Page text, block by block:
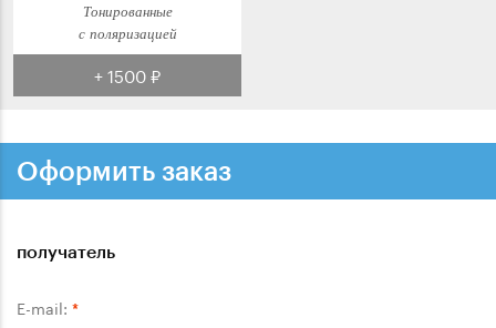
Тонированные
с поляризацией
+ 1500 ₽
Оформить заказ
получатель
E-mail: *